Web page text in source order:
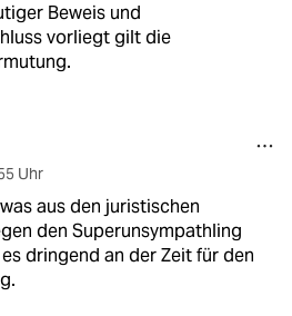
Beweis und
vorliegt gilt die
Uhr
aus den juristischen
den Superunsympathling
dringend an der Zeit für den